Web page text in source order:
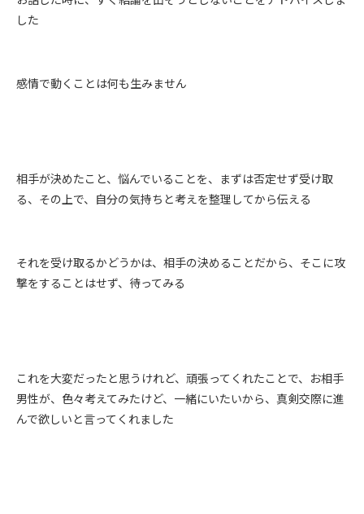
した
感情で動くことは何も生みません
相手が決めたこと、悩んでいることを、まずは否定せず受け取
る、その上で、自分の気持ちと考えを整理してから伝える
それを受け取るかどうかは、相手の決めることだから、そこに攻
撃をすることはせず、待ってみる
これを大変だったと思うけれど、頑張ってくれたことで、お相手
男性が、色々考えてみたけど、一緒にいたいから、真剣交際に進
んで欲しいと言ってくれました